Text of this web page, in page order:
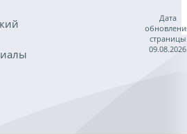
Дата
страницы
09.08.2026